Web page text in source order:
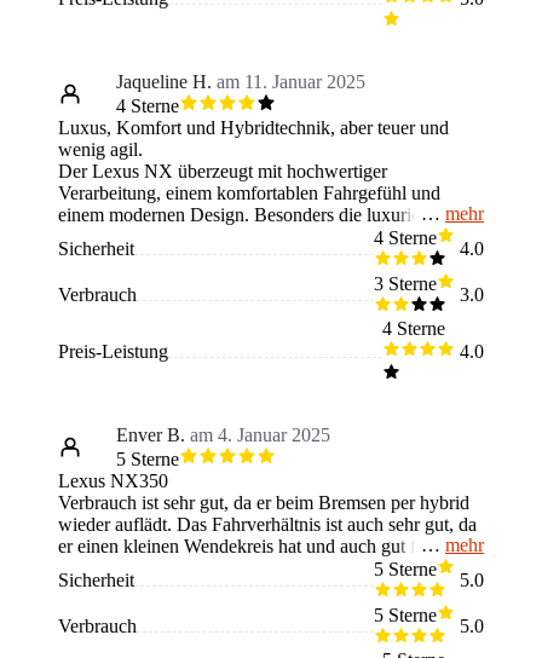
Jaqueline H. am 11. Januar 2025
4 Sterne
Luxus, Komfort und Hybridtechnik, aber teuer und
wenig agil.
Der Lexus NX überzeugt mit hochwertiger
Verarbeitung, einem komfortablen Fahrgefühl und
einem modernen Design. Besonders die luxuriöse
Innenausstattung, der leise Hybridmotor und die
zahlreichen Sicherheitsfunktionen stechen positiv
eingeschränkte Übersichtlichkeit durch das kantige
Design und das komplexe Infotainmentsystem auf. Der
NX eignet sich für Fahrer, die Komfort, Luxus und
Umweltfreundlichkeit suchen. Fehlen könnte für
ein Premium-SUV handelt, das hohe Qualität bietet,
aber auch seinen Preis hat.
mehr
Sicherheit
4 Sterne
4.0
Verbrauch
3 Sterne
3.0
Preis-Leistung
4 Sterne
4.0
Enver B. am 4. Januar 2025
5 Sterne
Lexus NX350
Verbrauch ist sehr gut, da er beim Bremsen per hybrid
wieder auflädt. Das Fahrverhältnis ist auch sehr gut, da
er einen kleinen Wendekreis hat und auch gut fährt.
Deswegen er nicht nur sehr gut für die Stadt passt,
sondern auch als Urlaubsauto sehr tauglich ist. Der
Lexus hat 190 ps und im Kofferraum ist Platz für bis zu
5 Wasserkästen.
mehr
Sicherheit
5 Sterne
5.0
Verbrauch
5 Sterne
5.0